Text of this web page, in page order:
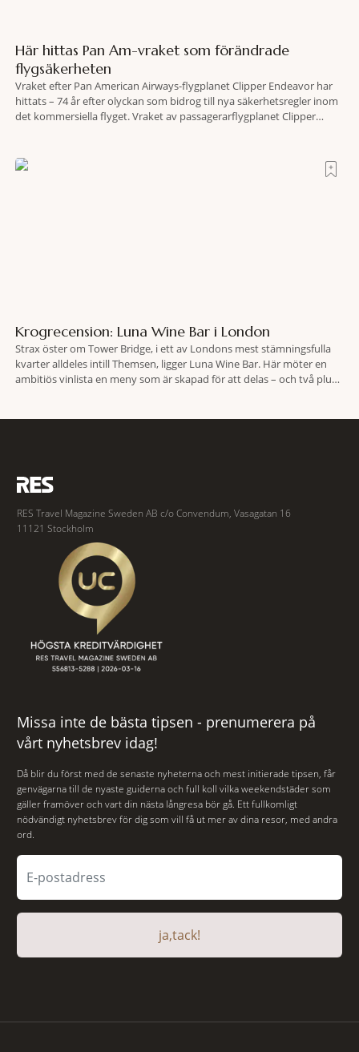
Här hittas Pan Am-vraket som förändrade
flygsäkerheten
Vraket efter Pan American Airways-flygplanet Clipper Endeavor har
hittats – 74 år efter olyckan som bidrog till nya säkerhetsregler inom
det kommersiella flyget. Vraket av passagerarflygplanet Clipper
lokaliserades den 2 juni i år med hjälp
Krogrecension: Luna Wine Bar i London
Strax öster om Tower Bridge, i ett av Londons mest stämningsfulla
kvarter alldeles intill Themsen, ligger Luna Wine Bar. Här möter en
ambitiös vinlista en meny som är skapad för att delas – och två plus
RES Travel Magazine Sweden AB c/o Convendum, Vasagatan 16
11121 Stockholm
Missa inte de bästa tipsen - prenumerera på
vårt nyhetsbrev idag!
Då blir du först med de senaste nyheterna och mest initierade tipsen, får
genvägarna till de nyaste guiderna och full koll vilka weekendstäder som
gäller framöver och vart din nästa långresa bör gå. Ett fullkomligt
nödvändigt nyhetsbrev för dig som vill få ut mer av dina resor, med andra
ord.
ja,tack!